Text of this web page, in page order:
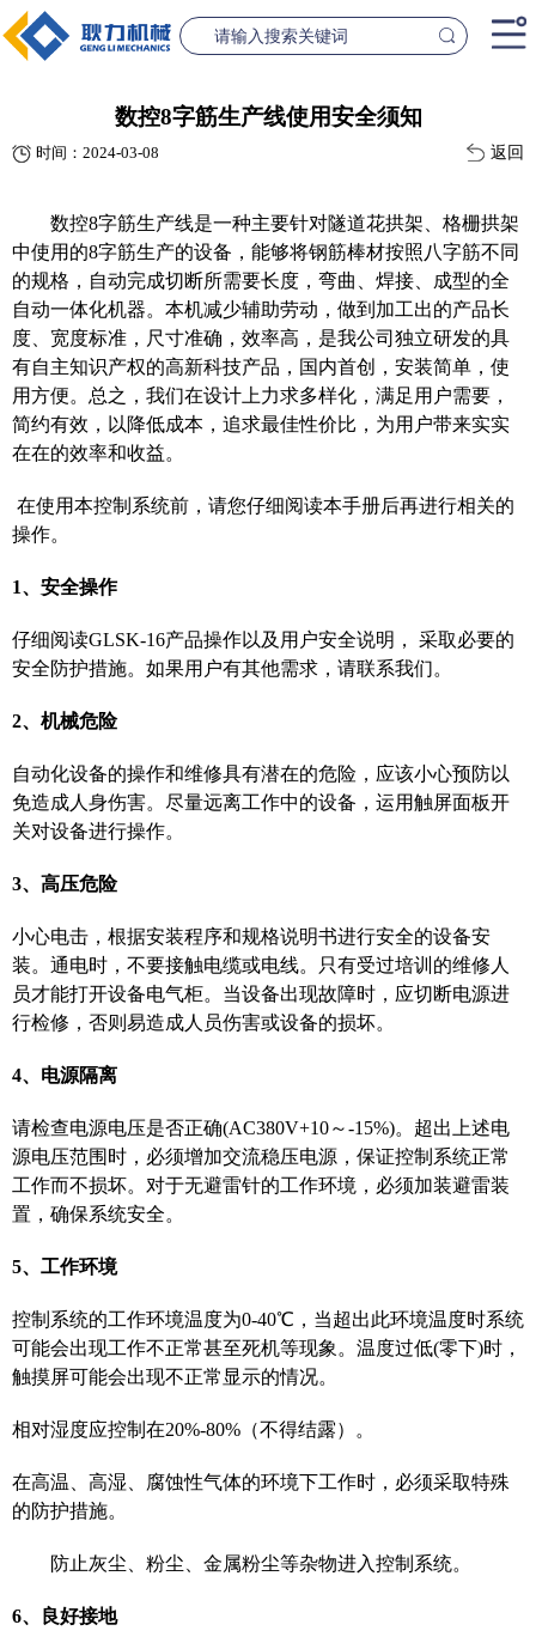
GL1500-2500数控钢筋笼滚焊机
查看更多
GL2300隧道网
查看更
产品中心
案例中心
联系我们
新闻资讯
公司简介
数控8字筋生产线使用安全须知
时间：2024-03-08 返回
数控8字筋生产线是一种主要针对隧道花拱架、格栅拱架
中使用的8字筋生产的设备，能够将钢筋棒材按照八字筋不同
的规格，自动完成切断所需要长度，弯曲、焊接、成型的全
自动一体化机器。本机减少辅助劳动，做到加工出的产品长
度、宽度标准，尺寸准确，效率高，是我公司独立研发的具
有自主知识产权的高新科技产品，国内首创，安装简单，使
用方便。总之，我们在设计上力求多样化，满足用户需要，
简约有效，以降低成本，追求最佳性价比，为用户带来实实
在在的效率和收益。
在使用本控制系统前，请您仔细阅读本手册后再进行相关的
操作。
1、安全操作
仔细阅读GLSK-16产品操作以及用户安全说明， 采取必要的
安全防护措施。如果用户有其他需求，请联系我们。
2、机械危险
自动化设备的操作和维修具有潜在的危险，应该小心预防以
免造成人身伤害。尽量远离工作中的设备，运用触屏面板开
关对设备进行操作。
3、高压危险
小心电击，根据安装程序和规格说明书进行安全的设备安
装。通电时，不要接触电缆或电线。只有受过培训的维修人
员才能打开设备电气柜。当设备出现故障时，应切断电源进
行检修，否则易造成人员伤害或设备的损坏。
4、电源隔离
请检查电源电压是否正确(AC380V+10～-15%)。超出上述电
源电压范围时，必须增加交流稳压电源，保证控制系统正常
工作而不损坏。对于无避雷针的工作环境，必须加装避雷装
置，确保系统安全。
5、工作环境
控制系统的工作环境温度为0-40℃，当超出此环境温度时系统
可能会出现工作不正常甚至死机等现象。温度过低(零下)时，
触摸屏可能会出现不正常显示的情况。
相对湿度应控制在20%-80%（不得结露）。
在高温、高湿、腐蚀性气体的环境下工作时，必须采取特殊
的防护措施。
防止灰尘、粉尘、金属粉尘等杂物进入控制系统。
6、良好接地